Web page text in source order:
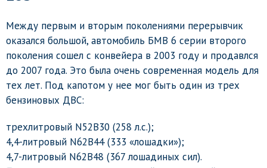
Между первым и вторым поколениями перерывчик
оказался большой, автомобиль БМВ 6 серии второго
поколения сошел с конвейера в 2003 году и продавлся
до 2007 года. Это была очень современная модель для
тех лет. Под капотом у нее мог быть один из трех
бензиновых ДВС:
трехлитровый N52B30 (258 л.с.);
4,4-литровый N62B44 (333 «лошадки»);
4,7-литровый N62B48 (367 лошадиных сил).